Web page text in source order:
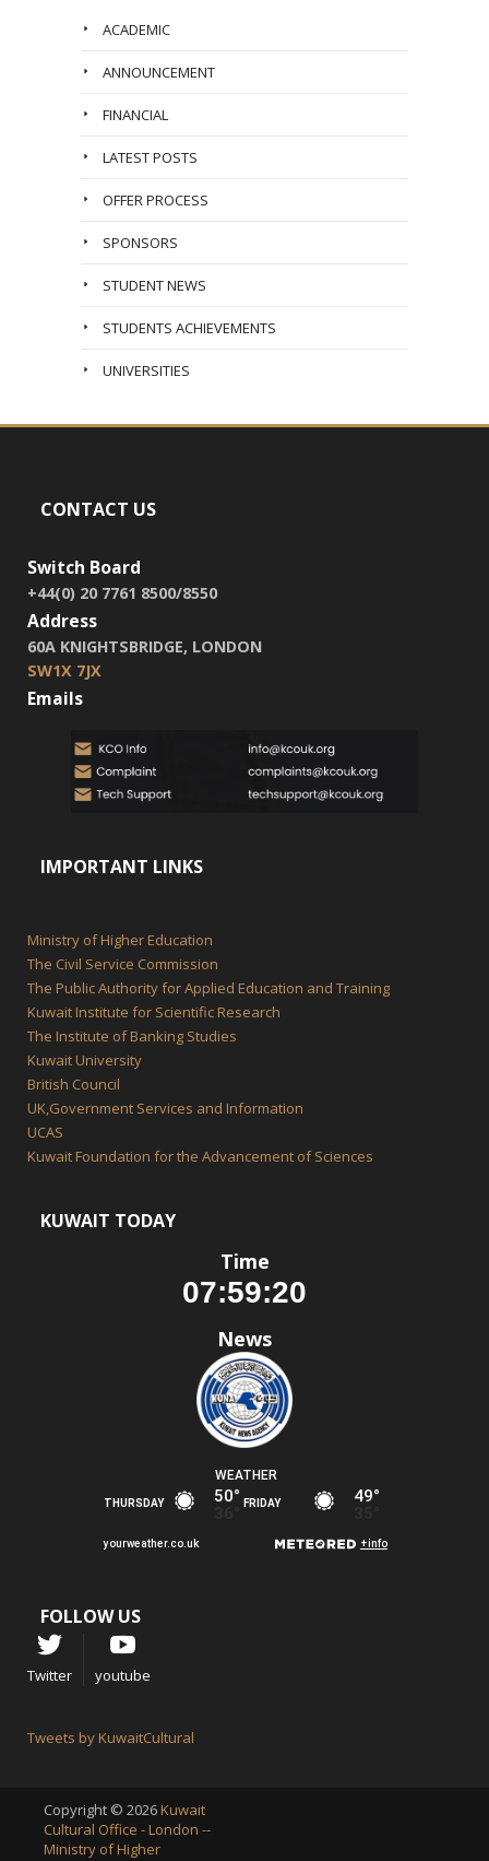
ACADEMIC
ANNOUNCEMENT
FINANCIAL
LATEST POSTS
OFFER PROCESS
SPONSORS
STUDENT NEWS
STUDENTS ACHIEVEMENTS
UNIVERSITIES
CONTACT US
Switch Board
+44(0) 20 7761 8500/8550
Address
60A KNIGHTSBRIDGE, LONDON
SW1X 7JX
Emails
IMPORTANT LINKS
Ministry of Higher Education
The Civil Service Commission
The Public Authority for Applied Education and Training
Kuwait Institute for Scientific Research
The Institute of Banking Studies
Kuwait University
British Council
UK,Government Services and Information
UCAS
Kuwait Foundation for the Advancement of Sciences
KUWAIT TODAY
Time
News
FOLLOW US
Twitter youtube
Tweets by KuwaitCultural
Copyright © 2026Kuwait
Cultural Office - London --
Ministry of Higher